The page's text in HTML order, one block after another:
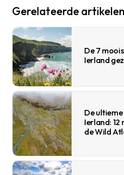
Gerelateerde artikelen
De 7
Ierland
De
Ierland: 12
de Wild